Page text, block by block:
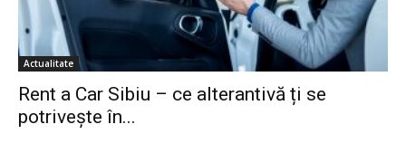
Actualitate
Rent a Car Sibiu – ce alterantivă ți se
potrivește în...